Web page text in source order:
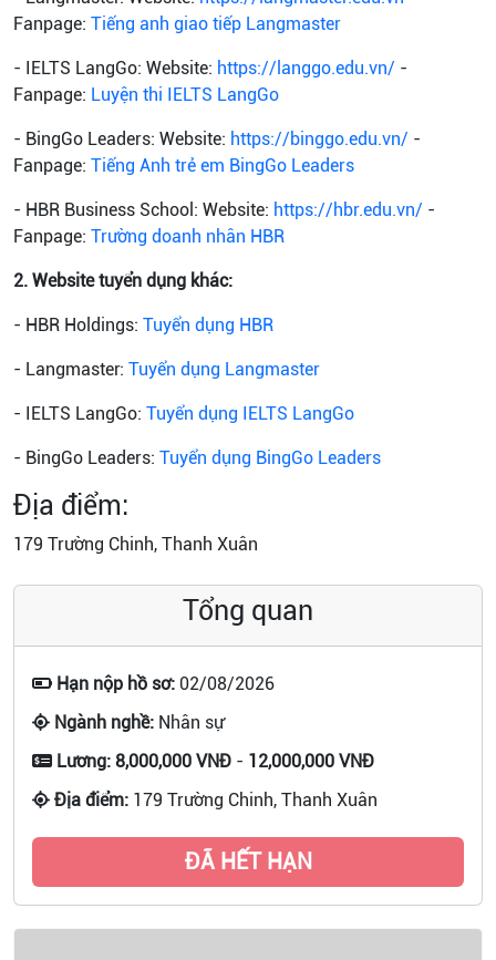
Fanpage: Tiếng anh giao tiếp Langmaster
- IELTS LangGo: Website: https://langgo.edu.vn/ -
Fanpage: Luyện thi IELTS LangGo
- BingGo Leaders: Website: https://binggo.edu.vn/ -
Fanpage: Tiếng Anh trẻ em BingGo Leaders
- HBR Business School: Website: https://hbr.edu.vn/ -
Fanpage: Trường doanh nhân HBR
2. Website tuyển dụng khác:
- HBR Holdings: Tuyển dụng HBR
- Langmaster: Tuyển dụng Langmaster
- IELTS LangGo: Tuyển dụng IELTS LangGo
- BingGo Leaders: Tuyển dụng BingGo Leaders
Địa điểm:
179 Trường Chinh, Thanh Xuân
Tổng quan
Hạn nộp hồ sơ: 02/08/2026
Ngành nghề: Nhân sự
Lương: 8,000,000 VNĐ - 12,000,000 VNĐ
Địa điểm: 179 Trường Chinh, Thanh Xuân
ĐÃ HẾT HẠN